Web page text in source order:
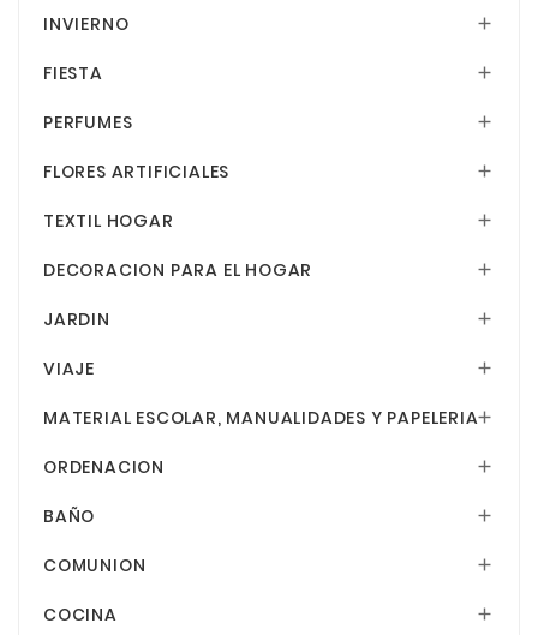
INVIERNO 
FIESTA 
PERFUMES 
FLORES ARTIFICIALES 
TEXTIL HOGAR 
DECORACION PARA EL HOGAR 
JARDIN 
VIAJE 
MATERIAL ESCOLAR, MANUALIDADES Y PAPELERIA
ORDENACION 
BAÑO 
COMUNION 
COCINA 